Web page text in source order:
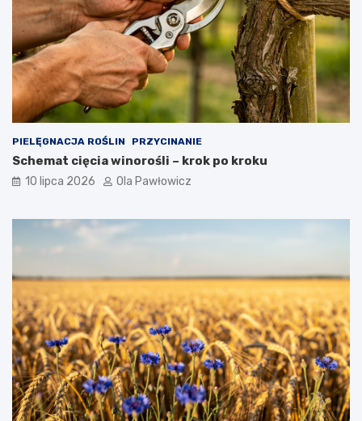
PIELĘGNACJA ROŚLIN PRZYCINANIE
Schemat cięcia winorośli – krok po kroku
10 lipca 2026 Ola Pawłowicz